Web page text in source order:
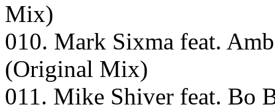
Mix)
010. Mark Sixma feat.
(Original Mix)
011. Mike Shiver feat. Bo